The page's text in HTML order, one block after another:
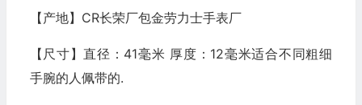
【产地】CR长荣厂包金劳力士手表厂
【尺寸】直径：41毫米 厚度：12毫米适合不同粗细
手腕的人佩带的.